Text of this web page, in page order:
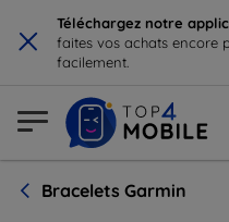
× Téléchargez notre
faites vos achats encore
facilement.
Bracelets Garmin